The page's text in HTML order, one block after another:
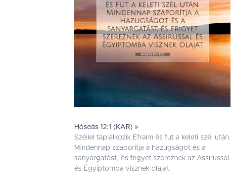
Hóseás 12:1 (KAR) »
Széllel táplálkozik Efraim és fut a keleti szél után.
Mindennap szaporítja a hazugságot és a
sanyargatást, és frigyet szereznek az Assirussal
és Égyiptomba visznek olajat.